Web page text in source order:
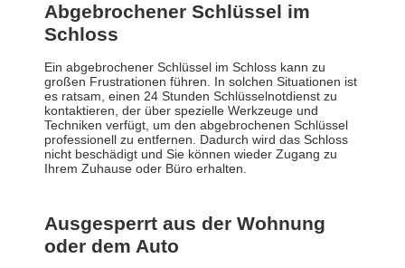
Abgebrochener Schlüssel im
Schloss
Ein abgebrochener Schlüssel im Schloss kann zu
großen Frustrationen führen. In solchen Situationen ist
es ratsam, einen 24 Stunden Schlüsselnotdienst zu
kontaktieren, der über spezielle Werkzeuge und
Techniken verfügt, um den abgebrochenen Schlüssel
professionell zu entfernen. Dadurch wird das Schloss
nicht beschädigt und Sie können wieder Zugang zu
Ihrem Zuhause oder Büro erhalten.
Ausgesperrt aus der Wohnung
oder dem Auto